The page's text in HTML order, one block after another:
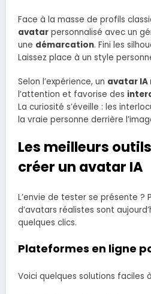
Face à la masse de profils
avatar personnalisé avec un
une démarcation. Fini les
Laissez place à un style
Selon l’expérience, un avatar IA
l’attention et favorise des
La curiosité s’éveille : les
la vraie personne derrière
Les meilleurs
créer un avatar IA
L’envie de tester se présente ?
d’avatars réalistes sont
quelques clics.
Plateformes en ligne
Voici quelques solutions faciles